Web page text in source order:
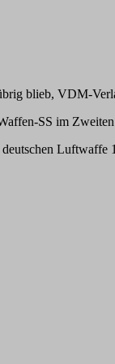
blieb, VDM-
SS im